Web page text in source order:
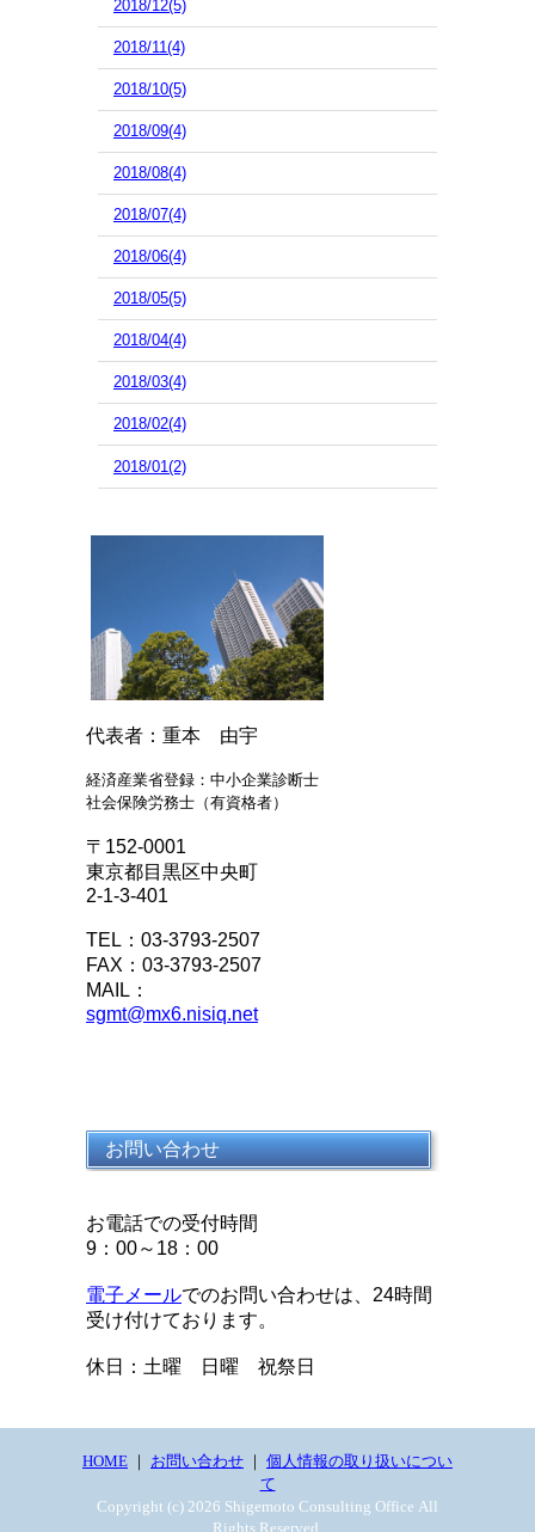
2018/12(5)
2018/11(4)
2018/10(5)
2018/09(4)
2018/08(4)
2018/07(4)
2018/06(4)
2018/05(5)
2018/04(4)
2018/03(4)
2018/02(4)
2018/01(2)
代表者：重本 由宇
経済産業省登録：中小企業診断士
社会保険労務士（有資格者）
〒152-0001
東京都目黒区中央町
2-1-3-401
TEL：03-3793-2507
FAX：03-3793-2507
MAIL：
sgmt@mx6.nisiq.net
お問い合わせ
お電話での受付時間
9：00～18：00
電子メールでのお問い合わせは、24時間
受け付けております。
休日：土曜 日曜 祝祭日
HOME ｜ お問い合わせ ｜ 個人情報の取り扱いについ
て
Copyright (c) 2026 Shigemoto Consulting Office All
Rights Reserved.